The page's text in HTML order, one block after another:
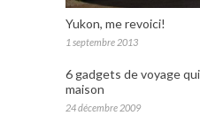
Yukon, me revoici!
1 septembre 2013
6 gadgets de voyage
maison
24 décembre 2009